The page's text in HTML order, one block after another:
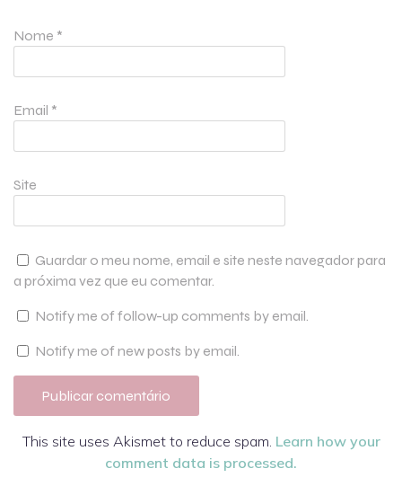
Nome *
Email *
Site
Guardar o meu nome, email e site neste navegador para
a próxima vez que eu comentar.
Notify me of follow-up comments by email.
Notify me of new posts by email.
This site uses Akismet to reduce spam. Learn how your
comment data is processed.